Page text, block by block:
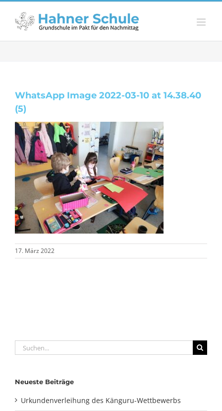
Zum
springen
WhatsApp Image 2022-03-10 at 14.38.40
(5)
17. März 2022
Suche
nach:
Neueste Beiträge
Urkundenverleihung des Känguru-Wettbewerbs